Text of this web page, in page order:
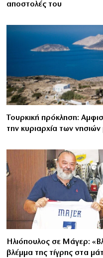
αποστολές του
Τουρκική πρόκληση:
την κυριαρχία των νησιών
Ηλιόπουλος σε Μάγερ:
βλέμμα της τίγρης στα